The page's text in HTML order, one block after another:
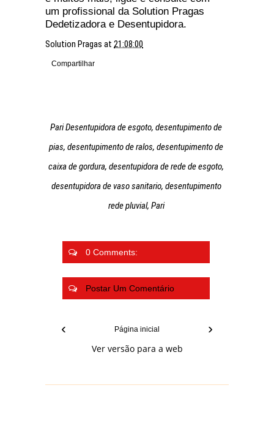
um profissional da Solution Pragas
Dedetizadora e Desentupidora.
Solution Pragas at 21:08:00
Compartilhar
Pari Desentupidora de esgoto, desentupimento de
pias, desentupimento de ralos, desentupimento de
caixa de gordura, desentupidora de rede de esgoto,
desentupidora de vaso sanitario, desentupimento
rede pluvial, Pari
0 Comments:
Postar Um Comentário
‹ ›
Página inicial
Ver versão para a web